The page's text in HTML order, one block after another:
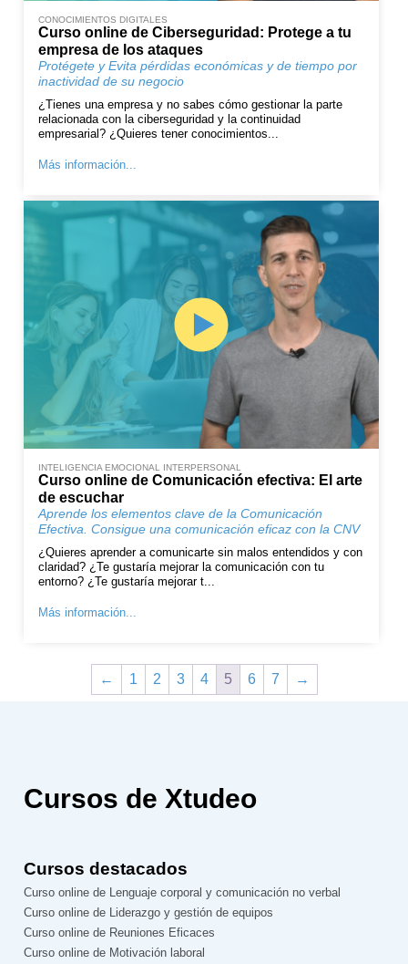
CONOCIMIENTOS DIGITALES
Curso online de Ciberseguridad: Protege a tu
empresa de los ataques
Protégete y Evita pérdidas económicas y de tiempo por
inactividad de su negocio
¿Tienes una empresa y no sabes cómo gestionar la parte
relacionada con la ciberseguridad y la continuidad
empresarial? ¿Quieres tener conocimientos...
Más información...
INTELIGENCIA EMOCIONAL INTERPERSONAL
Curso online de Comunicación efectiva: El arte
de escuchar
Aprende los elementos clave de la Comunicación
Efectiva. Consigue una comunicación eficaz con la CNV
¿Quieres aprender a comunicarte sin malos entendidos y con
claridad? ¿Te gustaría mejorar la comunicación con tu
entorno? ¿Te gustaría mejorar t...
Más información...
← 1 2 3 4 5 6 7 →
Cursos de Xtudeo
Cursos destacados
Curso online de Lenguaje corporal y comunicación no verbal
Curso online de Liderazgo y gestión de equipos
Curso online de Reuniones Eficaces
Curso online de Motivación laboral